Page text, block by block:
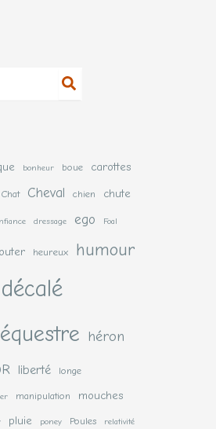
bonheur boue carottes
Chat Cheval chien chute
dressage ego Foal
heureux humour
héron
liberté longe
manipulation
mouches
pluie poney Poules relativité